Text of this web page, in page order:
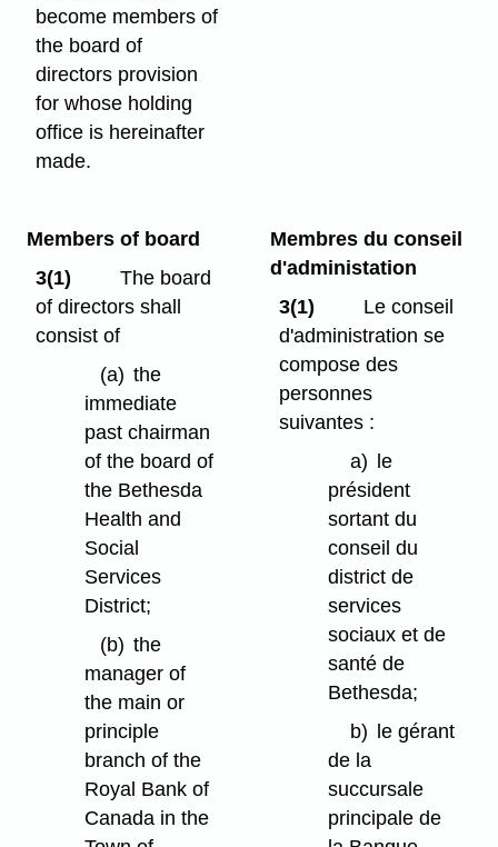
become members of
the board of
directors provision
for whose holding
office is hereinafter
made.
Members of board
3(1)
The board
of directors shall
consist of
(a) the
immediate
past chairman
of the board of
the Bethesda
Health and
Social
Services
District;
(b) the
manager of
the main or
principle
branch of the
Royal Bank of
Canada in the
Membres du conseil
d'administation
3(1)
Le conseil
d'administration se
compose des
personnes
suivantes :
a) le
président
sortant du
conseil du
district de
services
sociaux et de
santé de
Bethesda;
b) le gérant
de la
succursale
principale de